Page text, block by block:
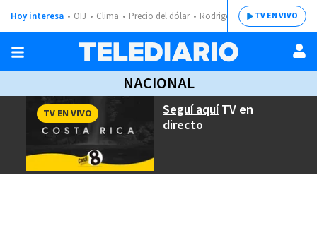
Hoy interesa OIJ Clima Precio del dólar Rodrigo ChavesTV EN VIVO
NACIONAL
Seguí aquíTV en
directo
TV EN VIVO